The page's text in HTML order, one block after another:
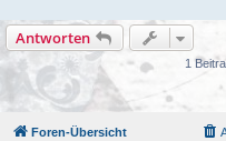
Antworten
1
Foren-Übersicht